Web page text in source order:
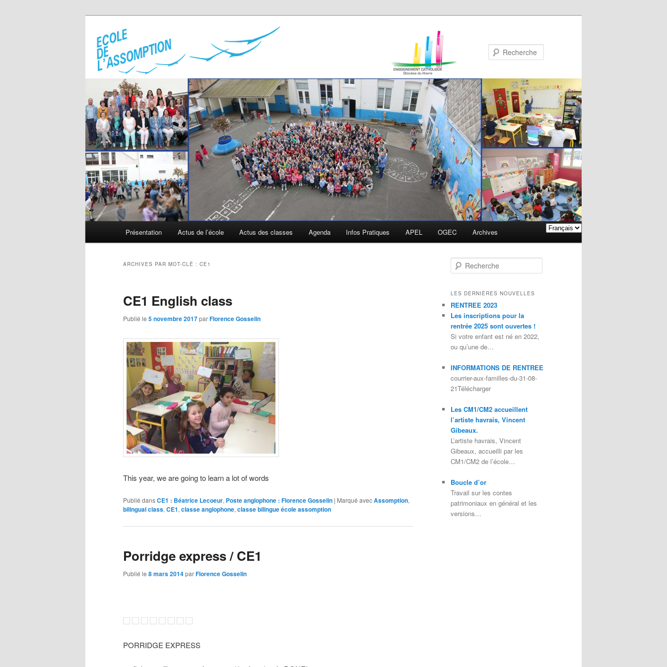
Aller au contenu principal
Aller au contenu secondaire
Présentation Actus de l’école Actus des classes Agenda Infos Pratiques APEL OGEC Archives
ARCHIVES PAR MOT-CLÉ : CE1
CE1 English class
Publié le 5 novembre 2017parFlorence Gosselin
This year, we are going to learn a lot of words
Publié dansCE1 : Béatrice Lecoeur, Poste anglophone : Florence Gosselin | Marqué avecAssomption,
bilingual class, CE1, classe anglophone, classe bilingue école assomption
Porridge express / CE1
Publié le 8 mars 2014parFlorence Gosselin
PORRIDGE EXPRESS
Recherche
LES DERNIÈRES NOUVELLES
RENTREE 2023
Les inscriptions pour la
rentrée 2025 sont ouvertes !
Si votre enfant est né en 2022,
ou qu’une de…
INFORMATIONS DE RENTREE
courrier-aux-familles-du-31-08-
21Télécharger
Les CM1/CM2 accueillent
l’artiste havrais, Vincent
Gibeaux.
L’artiste havrais, Vincent
Gibeaux, accueilli par les
CM1/CM2 de l’école…
Boucle d’or
Travail sur les contes
patrimoniaux en général et les
versions…